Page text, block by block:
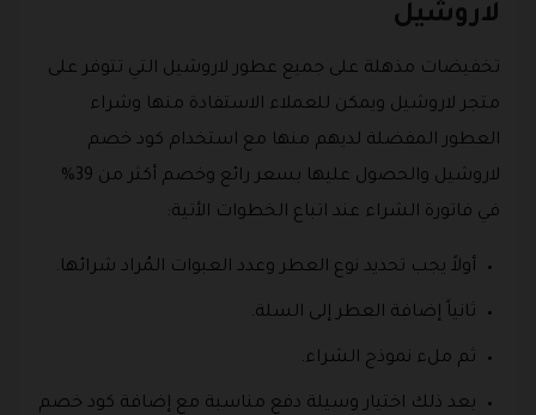
لاروشيل
تخفيضات مذهلة على جميع عطور لاروشيل التي تتوفر على
متجر لاروشيل ويمكن للعملاء الاستفادة منها وشراء
العطور المفضلة لديهم منها مع استخدام كود خصم
لاروشيل والحصول عليها بسعر رائع وخصم أكثر من 39%
في فاتورة الشراء عند اتباع الخطوات الأتية:
أولاً يجب تحديد نوع العطر وعدد العبوات المُراد شرائها.
ثانياً إضافة العطر إلى السلة.
ثم ملء نموذج الشراء.
بعد ذلك اختيار وسيلة دفع مناسبة مع إضافة كود خصم